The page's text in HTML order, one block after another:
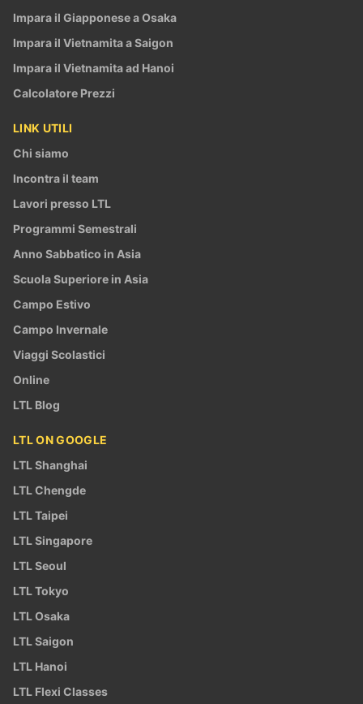
Impara il Giapponese a Osaka
Impara il Vietnamita a Saigon
Impara il Vietnamita ad Hanoi
Calcolatore Prezzi
LINK UTILI
Chi siamo
Incontra il team
Lavori presso LTL
Programmi Semestrali
Anno Sabbatico in Asia
Scuola Superiore in Asia
Campo Estivo
Campo Invernale
Viaggi Scolastici
Online
LTL Blog
LTL ON GOOGLE
LTL Shanghai
LTL Chengde
LTL Taipei
LTL Singapore
LTL Seoul
LTL Tokyo
LTL Osaka
LTL Saigon
LTL Hanoi
LTL Flexi Classes